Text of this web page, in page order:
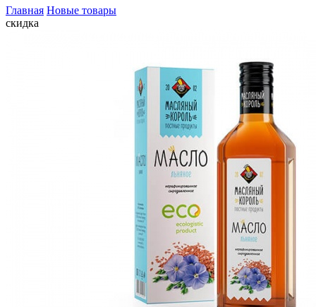
Главная Новые товары
скидка